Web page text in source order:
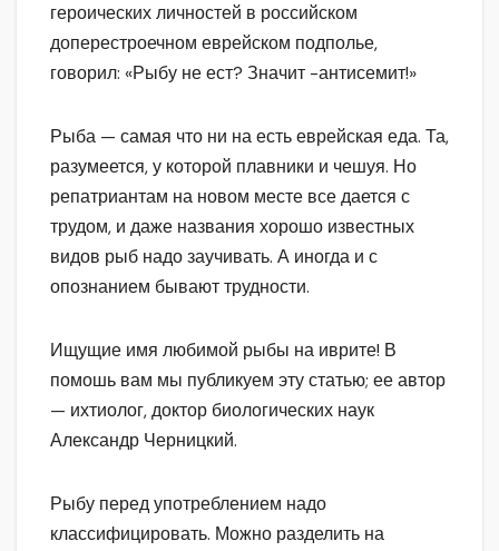
героических личностей в российском
доперестроечном еврейском подполье,
говорил: «Рыбу не ест? Значит -антисемит!»
Рыба — самая что ни на есть еврейская еда. Та,
разумеется, у которой плавники и чешуя. Но
репатриантам на новом месте все дается с
трудом, и даже названия хорошо известных
видов рыб надо заучивать. А иногда и с
опознанием бывают трудности.
Ищущие имя любимой рыбы на иврите! В
помошь вам мы публикуем эту статью; ее автор
— ихтиолог, доктор биологических наук
Александр Черницкий.
Рыбу перед употреблением надо
классифицировать. Можно разделить на